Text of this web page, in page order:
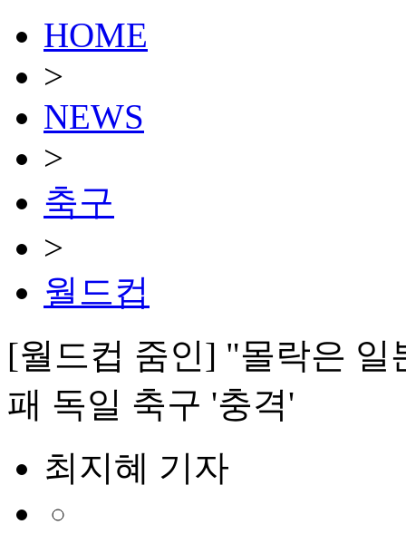
HOME
>
NEWS
>
축구
>
월드컵
[월드컵 줌인] "몰락은
패 독일 축구 '충격'
최지혜 기자